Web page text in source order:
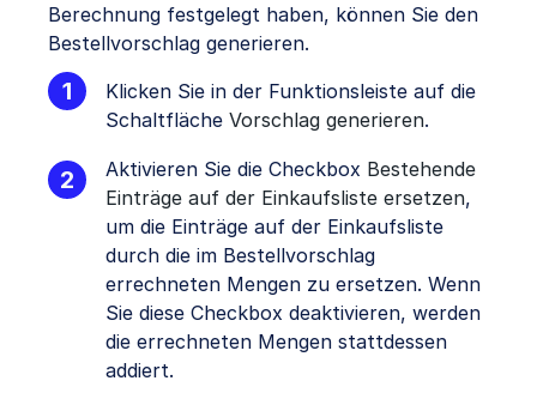
Berechnung festgelegt haben, können Sie den
Bestellvorschlag generieren.
Klicken Sie in der Funktionsleiste auf die
Schaltfläche Vorschlag generieren.
Aktivieren Sie die Checkbox Bestehende
Einträge auf der Einkaufsliste ersetzen,
um die Einträge auf der Einkaufsliste
durch die im Bestellvorschlag
errechneten Mengen zu ersetzen. Wenn
Sie diese Checkbox deaktivieren, werden
die errechneten Mengen stattdessen
addiert.